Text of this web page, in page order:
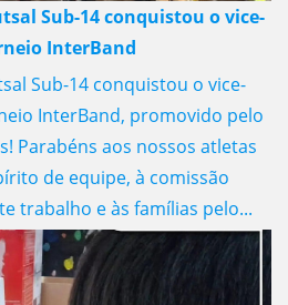
Sub-14 conquistou o vice-
InterBand
Sub-14 conquistou o vice-
InterBand, promovido pelo
Parabéns aos nossos atletas
de equipe, à comissão
trabalho e às famílias pelo...